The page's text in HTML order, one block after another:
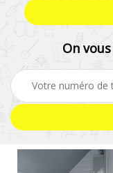
On